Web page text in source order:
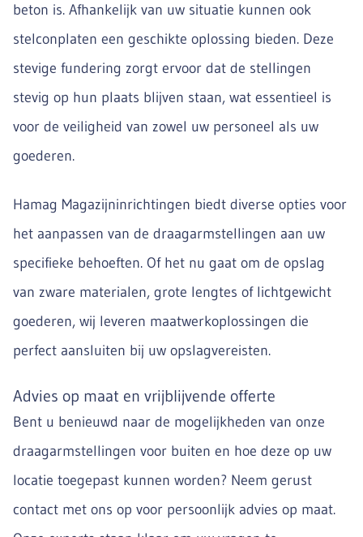
beton is. Afhankelijk van uw situatie kunnen ook
stelconplaten een geschikte oplossing bieden. Deze
stevige fundering zorgt ervoor dat de stellingen
stevig op hun plaats blijven staan, wat essentieel is
voor de veiligheid van zowel uw personeel als uw
goederen.
Hamag Magazijninrichtingen biedt diverse opties voor
het aanpassen van de draagarmstellingen aan uw
specifieke behoeften. Of het nu gaat om de opslag
van zware materialen, grote lengtes of lichtgewicht
goederen, wij leveren maatwerkoplossingen die
perfect aansluiten bij uw opslagvereisten.
Advies op maat en vrijblijvende offerte
Bent u benieuwd naar de mogelijkheden van onze
draagarmstellingen voor buiten en hoe deze op uw
locatie toegepast kunnen worden? Neem gerust
contact met ons op voor persoonlijk advies op maat.